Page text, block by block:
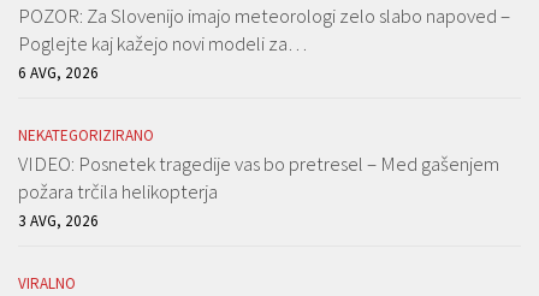
POZOR: Za Slovenijo imajo meteorologi zelo slabo napoved –
Poglejte kaj kažejo novi modeli za…
6 AVG, 2026
NEKATEGORIZIRANO
VIDEO: Posnetek tragedije vas bo pretresel – Med gašenjem
požara trčila helikopterja
3 AVG, 2026
VIRALNO